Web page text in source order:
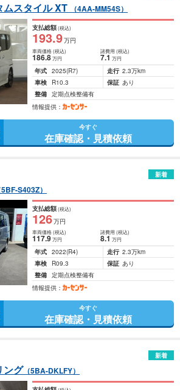
ムスタイル XT （4AA-MM54S）
支払総額(税込)
193.9万円
車両価格(税込)
186.8万円
諸費用 (税込)
7.1 万円
年式 2025(R7) 走行 2.3万km
車検
R10.3 保証 あり
整備 定期点検整備有
情報提供：
今すぐ
在庫確認・見積依頼
新着
5BF-S403Z）
支払総額(税込)
126万円
車両価格(税込)
117.9万円
諸費用 (税込)
8.1 万円
年式 2022(R4) 走行 2.3万km
車検
R09.3 保証 あり
整備 定期点検整備有
情報提供：
今すぐ
在庫確認・見積依頼
新着
ング（5BA-DKLFY）